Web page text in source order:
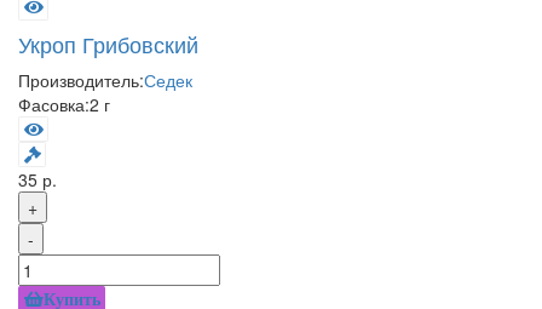
Укроп Грибовский
Производитель:Седек
Фасовка:2 г
35 р.
+
-
Купить